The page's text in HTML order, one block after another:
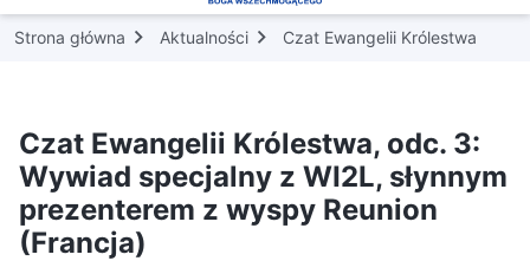
Strona główna Aktualności Czat Ewangelii Królestwa
Czat Ewangelii Królestwa, odc. 3:
Wywiad specjalny z WI2L, słynnym
prezenterem z wyspy Reunion
(Francja)